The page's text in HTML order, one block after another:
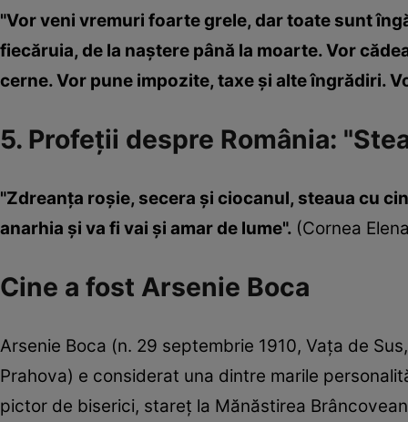
"Vor veni vremuri foarte grele, dar toate sunt
fiecăruia, de la naștere până la moarte. Vor
cerne. Vor pune impozite, taxe și alte îngrădiri.
5. Profeţii despre România:
"Zdreanța roșie, secera și ciocanul, steaua cu
anarhia și va fi vai și amar de lume". (Cornea
Cine a fost Arsenie Boca
Arsenie Boca (n. 29 septembrie 1910, Vaţa de
Prahova) e considerat una dintre marile
pictor de biserici, stareţ la Mănăstirea